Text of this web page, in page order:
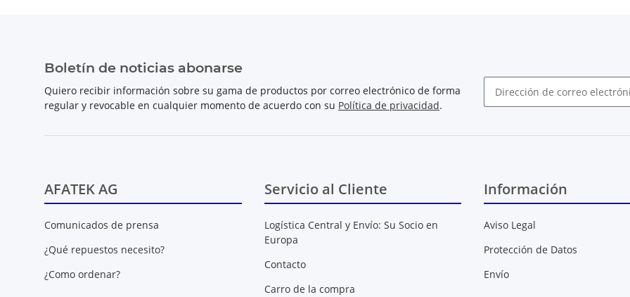
Boletín de noticias abonarse
Quiero recibir información sobre su gama de productos por correo electrónico de forma
regular y revocable en cualquier momento de acuerdo con su Política de privacidad.
AFATEK AG
Comunicados de prensa
¿Qué repuestos necesito?
¿Como ordenar?
Servicio al Cliente
Logística Central y Envío: Su Socio en
Europa
Contacto
Carro de la compra
Información
Aviso Legal
Protección de Datos
Envío